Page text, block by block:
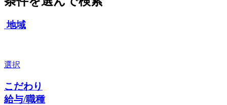
地域
選択
こだわり
給与/職種